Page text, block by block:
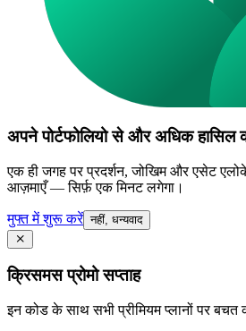
अपने पोर्टफोलियो से और अधिक हासिल
एक ही जगह पर प्रदर्शन, जोखिम और एसेट
आज़माएँ — सिर्फ़ एक मिनट लगेगा।
मुफ्त में शुरू करें नहीं, धन्यवाद
क्रिसमस प्रोमो सप्ताह
इन कोड के साथ सभी प्रीमियम प्लानों पर बचत